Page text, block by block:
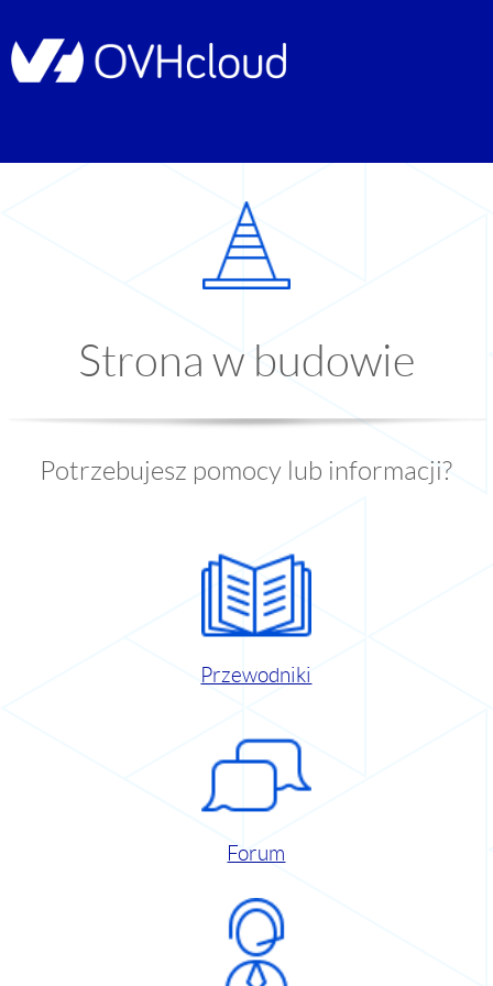
Strona w budowie
Potrzebujesz pomocy lub informacji?
Przewodniki
Forum